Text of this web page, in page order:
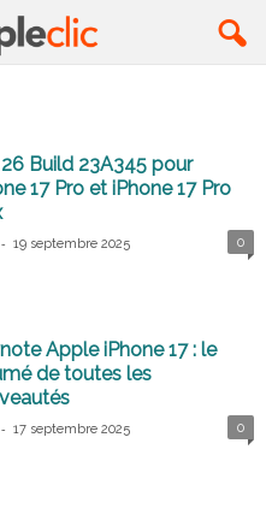
26 Build 23A345 pour
17 Pro et iPhone 17 Pro
- 19 septembre 2025 0
Apple iPhone 17 : le
de toutes les
- 17 septembre 2025 0